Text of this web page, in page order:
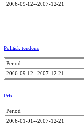
2006-09-12--2007-12-21
Politisk tendens
Period
2006-09-12--2007-12-21
Pris
Period
2006-01-01--2007-12-21